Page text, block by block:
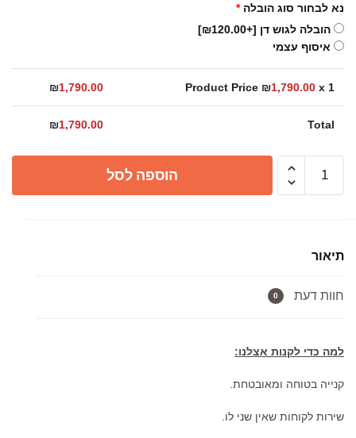
נא לבחור סוג הובלה *
הובלה לגוש דן [+₪120.00]
איסוף עצמי
Product Price ₪1,790.00 x 1
₪1,790.00
Total
₪1,790.00
קוריאן
מט
ס"מ
הוספה לסל
תיאור
חוות דעת 0
למה כדי לקנות אצלנו:
קנייה בטוחה ומאובטחת.
שירות לקוחות שאין שני לו.